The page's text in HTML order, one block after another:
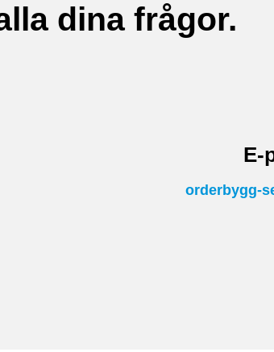
dina frågor.
E-
orderbygg-